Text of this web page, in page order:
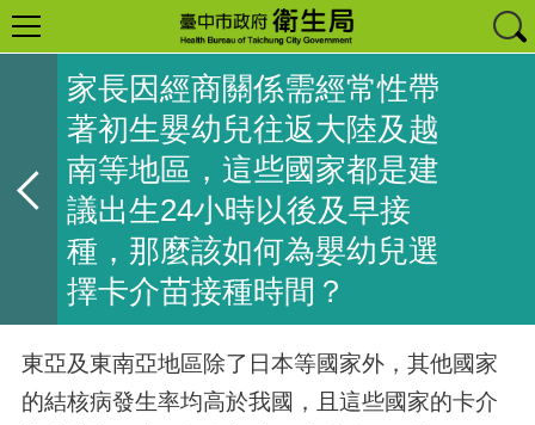
家長因經商關係需經常性帶
著初生嬰幼兒往返大陸及越
南等地區，這些國家都是建
議出生24小時以後及早接
種，那麼該如何為嬰幼兒選
擇卡介苗接種時間？
東亞及東南亞地區除了日本等國家外，其他國家
的結核病發生率均高於我國，且這些國家的卡介